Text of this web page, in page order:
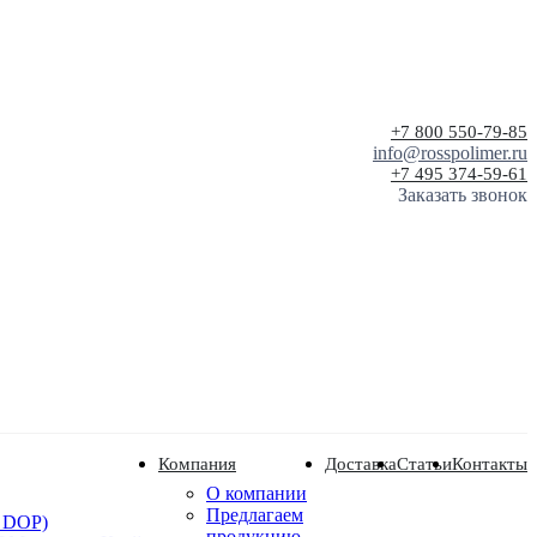
+7 800 550-79-85
info@rosspolimer.ru
+7 495 374-59-61
Заказать звонок
Компания
О компании
Предлагаем
ДоставкаСтатьиКонтакты